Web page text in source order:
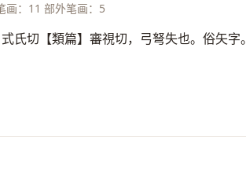
画：11 部外笔画：5
式氏切【類篇】審視切，弓弩失也。俗矢字。